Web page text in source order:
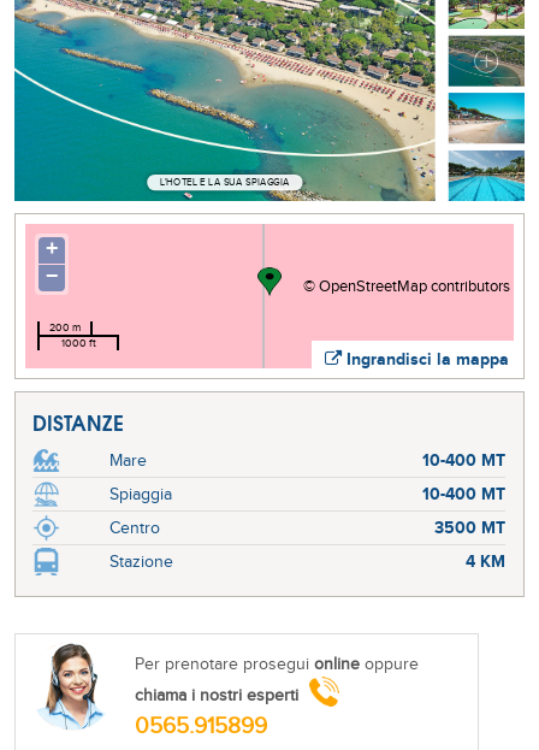
L'HOTEL E LA SUA SPIAGGIA
Ingrandisci la mappa
+
−
©OpenStreetMapcontributors
200 m
1000 ft
DISTANZE
Mare
10-400 MT
Spiaggia
10-400 MT
Centro
3500 MT
Stazione
4 KM
Per prenotare proseguionline oppure
chiama i nostri esperti
0565.915899